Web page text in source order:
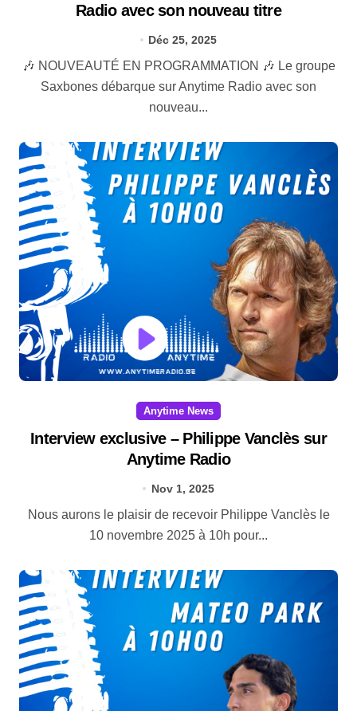
Radio avec son nouveau titre
Déc 25, 2025
🎶 NOUVEAUTÉ EN PROGRAMMATION 🎶 Le groupe
Saxbones débarque sur Anytime Radio avec son
nouveau...
Anytime News
Interview exclusive – Philippe Vanclès sur
Anytime Radio
Nov 1, 2025
Nous aurons le plaisir de recevoir Philippe Vanclès le
10 novembre 2025 à 10h pour...